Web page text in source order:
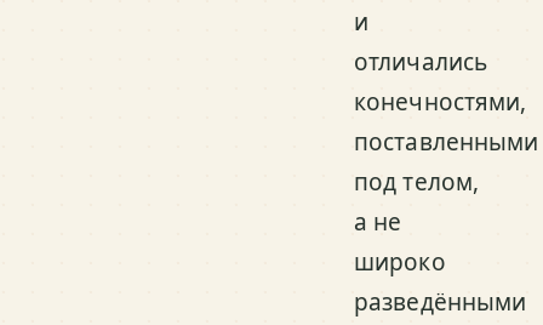
и
отличались
конечностями,
поставленными
под телом,
а не
широко
разведёнными